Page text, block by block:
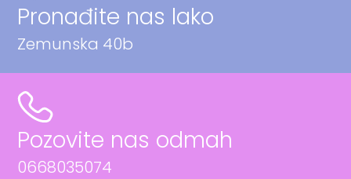
Pronađite nas lako
Zemunska 40b
Pozovite nas odmah
0668035074